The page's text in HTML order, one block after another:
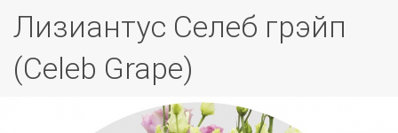
Лизиантус Селеб грэйп
(Celeb Grape)